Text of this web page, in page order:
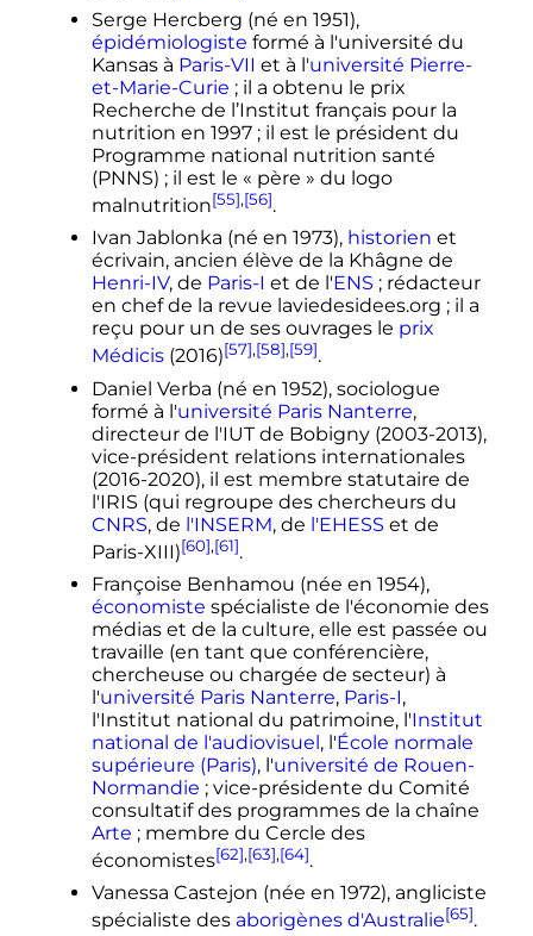
Serge Hercberg (né en 1951),
épidémiologiste formé à l'université du
Kansas à Paris-VII et à l'université Pierre-
et-Marie-Curie ; il a obtenu le prix
Recherche de l’Institut français pour la
nutrition en 1997 ; il est le président du
Programme national nutrition santé
(PNNS) ; il est le « père » du logo
malnutrition[55],[56].
Ivan Jablonka (né en 1973), historien et
écrivain, ancien élève de la Khâgne de
Henri-IV, de Paris-I et de l'ENS ; rédacteur
en chef de la revue laviedesidees.org ; il a
reçu pour un de ses ouvrages le prix
Médicis(2016)[57],[58],[59].
Daniel Verba (né en 1952), sociologue
formé à l'université Paris Nanterre,
directeur de l'IUT de Bobigny (2003-2013),
vice-président relations internationales
(2016-2020), il est membre statutaire de
l'IRIS (qui regroupe des chercheurs du
CNRS, de l'INSERM, de l'EHESS et de
Paris-XIII)[60],[61].
Françoise Benhamou (née en 1954),
économiste spécialiste de l'économie des
médias et de la culture, elle est passée ou
travaille (en tant que conférencière,
chercheuse ou chargée de secteur) à
l'université Paris Nanterre, Paris-I,
l'Institut national du patrimoine, l'Institut
national de l'audiovisuel, l'École normale
supérieure (Paris), l'université de Rouen-
Normandie ; vice-présidente du Comité
consultatif des programmes de la chaîne
Arte ; membre du Cercle des
économistes[62],[63],[64].
Vanessa Castejon (née en 1972), angliciste
spécialiste des aborigènes d'Australie[65].